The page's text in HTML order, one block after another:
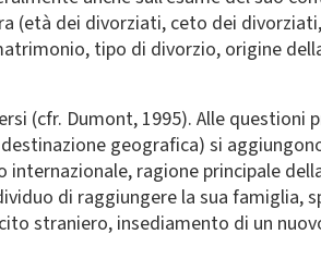
(età dei divorziati, ceto dei
tipo di divorzio, origine
(cfr. Dumont, 1995). Alle questioni
geografica) si
ragione principale
di raggiungere la sua famiglia,
straniero, insediamento di un